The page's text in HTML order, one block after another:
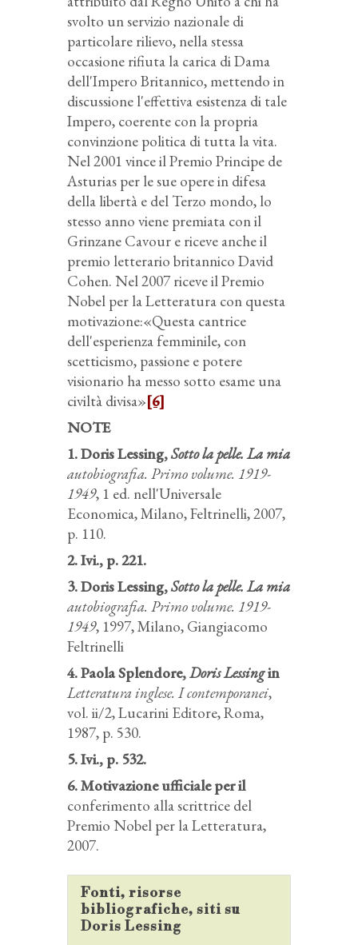
svolto un servizio nazionale di
particolare rilievo, nella stessa
occasione rifiuta la carica di Dama
dell'Impero Britannico, mettendo in
discussione l'effettiva esistenza di tale
Impero, coerente con la propria
convinzione politica di tutta la vita.
Nel 2001 vince il Premio Principe de
Asturias per le sue opere in difesa
della libertà e del Terzo mondo, lo
stesso anno viene premiata con il
Grinzane Cavour e riceve anche il
premio letterario britannico David
Cohen. Nel 2007 riceve il Premio
Nobel per la Letteratura con questa
motivazione:«Questa cantrice
dell'esperienza femminile, con
scetticismo, passione e potere
visionario ha messo sotto esame una
civiltà divisa»[6]
NOTE
1. Doris Lessing,Sotto la pelle. La mia
autobiografia. Primo volume. 1919-
1949, 1 ed. nell'Universale
Economica, Milano, Feltrinelli, 2007,
p. 110.
2. Ivi., p. 221.
3. Doris Lessing,Sotto la pelle. La mia
autobiografia. Primo volume. 1919-
1949, 1997, Milano, Giangiacomo
Feltrinelli
4. Paola Splendore,Doris Lessingin
Letteratura inglese. I contemporanei,
vol. ii/2, Lucarini Editore, Roma,
1987, p. 530.
5. Ivi., p. 532.
6. Motivazione ufficiale per il
conferimento alla scrittrice del
Premio Nobel per la Letteratura,
2007.
Fonti, risorse
bibliografiche, siti su
Doris Lessing